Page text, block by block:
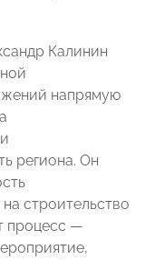
Калинин
напрямую
региона. Он
строительство
процесс —